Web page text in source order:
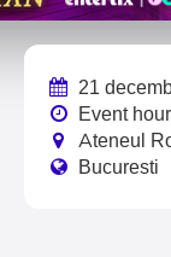
21
Event
Ateneul
Bucuresti